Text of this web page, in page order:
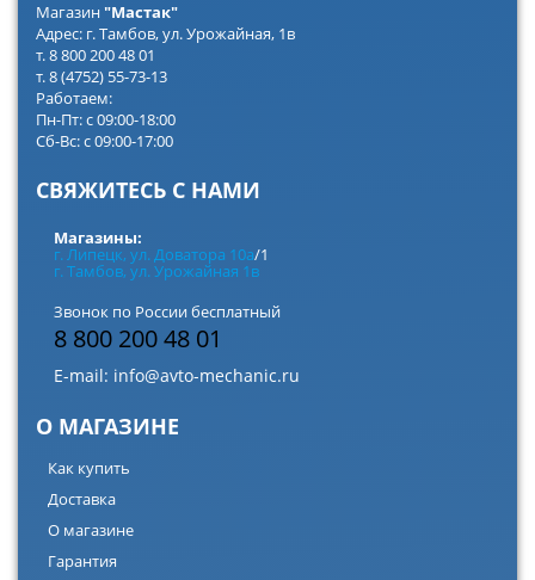
Магазин"Мастак"
Адрес: г. Тамбов, ул. Урожайная, 1в
т. 8 800 200 48 01
т. 8 (4752) 55-73-13
Работаем:
Пн-Пт: с 09:00-18:00
Сб-Вс: с 09:00-17:00
СВЯЖИТЕСЬ С НАМИ
Магазины:
г. Липецк, ул. Доватора 10а/1
г. Тамбов, ул. Урожайная 1в
Звонок по России бесплатный
8 800 200 48 01
E-mail: info@avto-mechanic.ru
О МАГАЗИНЕ
Как купить
Доставка
О магазине
Гарантия